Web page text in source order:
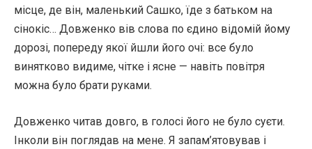
місце, де він, маленький Сашко, їде з батьком на
сінокіс… Довженко вів слова по єдино відомій йому
дорозі, попереду якої йшли його очі: все було
винятково видиме, чітке і ясне — навіть повітря
можна було брати руками.
Довженко читав довго, в голосі його не було суєти.
Інколи він поглядав на мене. Я запам’ятовував і